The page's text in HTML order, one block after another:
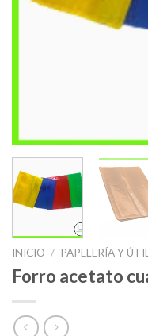
INICIO / PAPELERÍA Y
Forro acetato